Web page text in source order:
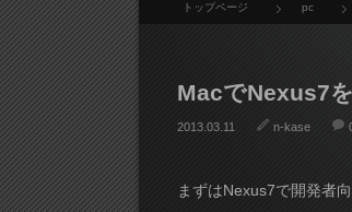
トップページ pc
MacでNexus7
2013.03.11 n-kase
まずはNexus7で開発者